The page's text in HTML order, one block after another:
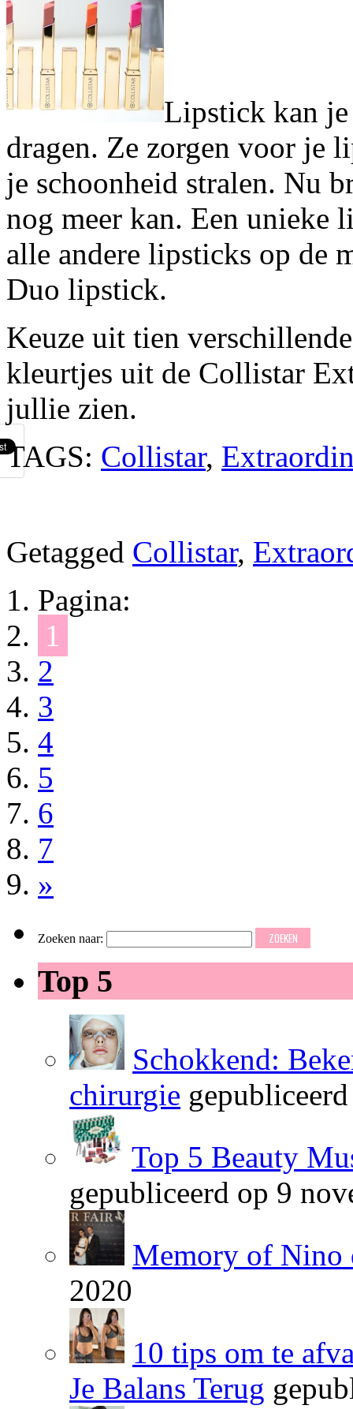
Lipstick kan
dragen. Ze zorgen voor je
je schoonheid stralen. Nu
nog meer kan. Een unieke
alle andere lipsticks op de
Duo lipstick.
Keuze uit tien
kleurtjes uit de Collistar
jullie zien.
TAGS: Collistar,
Getagged Collistar,
Pagina:
1
2
3
4
5
6
7
»
Zoeken naar:
Top 5
Schokkend:
chirurgie
Top 5 Beauty
gepubliceerd op 9
Memory of Nino
2020
10 tips om te
Je Balans Terug